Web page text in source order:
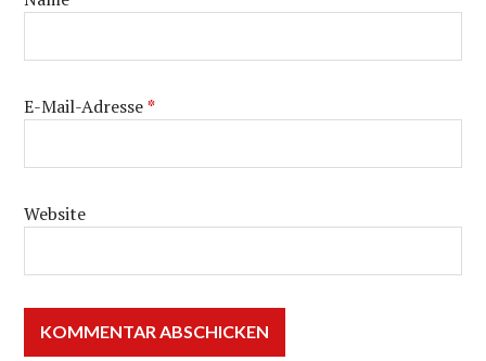
E-Mail-Adresse*
Website